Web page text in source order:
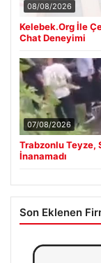
08/08/2026
Kelebek.Org İle
Chat Deneyimi
07/08/2026
Trabzonlu Teyze,
İnanamadı
Son Eklenen